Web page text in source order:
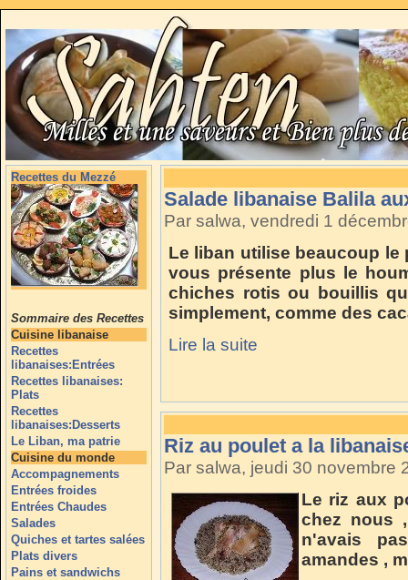
Recettes du Mezzé
Sommaire des Recettes
Cuisine libanaise
Recettes
libanaises:Entrées
Recettes libanaises:
Plats
Recettes
libanaises:Desserts
Le Liban, ma patrie
Cuisine du monde
Accompagnements
Entrées froides
Entrées Chaudes
Salades
Quiches et tartes salées
Plats divers
Pains et sandwichs
Salade libanaise Balila
Par salwa, vendredi 1
Le liban utilise beaucoup
vous présente plus le
chiches rotis ou bouillis
simplement, comme des
Lire la suite
Riz au poulet a la
Par salwa, jeudi 30 novembre
Le riz aux
chez nous
n'avais
amandes ,